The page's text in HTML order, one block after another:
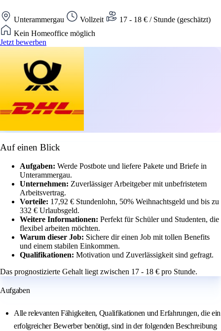
Unterammergau Vollzeit
17 - 18 € / Stunde (geschätzt)
Kein Homeoffice möglich
Jetzt bewerben
Auf einen Blick
Aufgaben: Werde Postbote und liefere Pakete und Briefe in
Unterammergau.
Unternehmen: Zuverlässiger Arbeitgeber mit unbefristetem
Arbeitsvertrag.
Vorteile: 17,92 € Stundenlohn, 50% Weihnachtsgeld und bis zu
332 € Urlaubsgeld.
Weitere Informationen: Perfekt für Schüler und Studenten, die
flexibel arbeiten möchten.
Warum dieser Job: Sichere dir einen Job mit tollen Benefits
und einem stabilen Einkommen.
Qualifikationen: Motivation und Zuverlässigkeit sind gefragt.
Das prognostizierte Gehalt liegt zwischen 17 - 18 € pro Stunde.
Aufgaben
Alle relevanten Fähigkeiten, Qualifikationen und Erfahrungen, die ein
erfolgreicher Bewerber benötigt, sind in der folgenden Beschreibung